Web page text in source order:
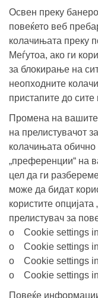
Освен преку
повеќето веб
колачињата преку
Меѓутоа, ако ги
за блокирање на
неопходните
пристапите до
Промена на вашите
на прелистувачот
колачињата обично
„преференции“ на
цел да ги
може да бидат
користите
прелистувач за
o Cookie settings
o Cookie settings
o Cookie settings
o Cookie settings
Повeќе